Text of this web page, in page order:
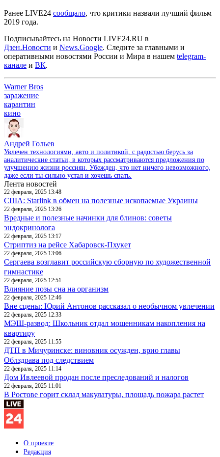
Ранее LIVE24 сообщало, что критики назвали лучший фильм
2019 года.
Подписывайтесь на Новости LIVE24.RU в
Дзен.Новости и News.Google. Следите за главными и
оперативными новостями России и Мира в нашем telegram-
канале и ВК.
Warner Bros
заражение
карантин
кино
Андрей Гольев
Увлечен технологиями, авто и политикой, с радостью берусь за
аналитические статьи, в которых рассматриваются предложения по
улучшению жизни россиян. Убежден, что нет ничего невозможного,
даже если ты сильно устал и хочешь спать.
Лента новостей
22 февраля, 2025 13:48
США: Starlink в обмен на полезные ископаемые Украины
22 февраля, 2025 13:26
Вредные и полезные начинки для блинов: советы
эндокринолога
22 февраля, 2025 13:17
Стриптиз на рейсе Хабаровск-Пхукет
22 февраля, 2025 13:06
Сергаева возглавит российскую сборную по художественной
гимнастике
22 февраля, 2025 12:51
Влияние позы сна на организм
22 февраля, 2025 12:46
Вне сцены: Юрий Антонов рассказал о необычном увлечении
22 февраля, 2025 12:33
МЭШ-развод: Школьник отдал мошенникам накопления на
квартиру
22 февраля, 2025 11:55
ДТП в Мичуринске: виновник осужден, врио главы
Облздрава под следствием
22 февраля, 2025 11:14
Дом Ивлеевой продан после преследований и налогов
22 февраля, 2025 11:01
В Ростове горит склад макулатуры, площадь пожара растет
О проекте
Редакция